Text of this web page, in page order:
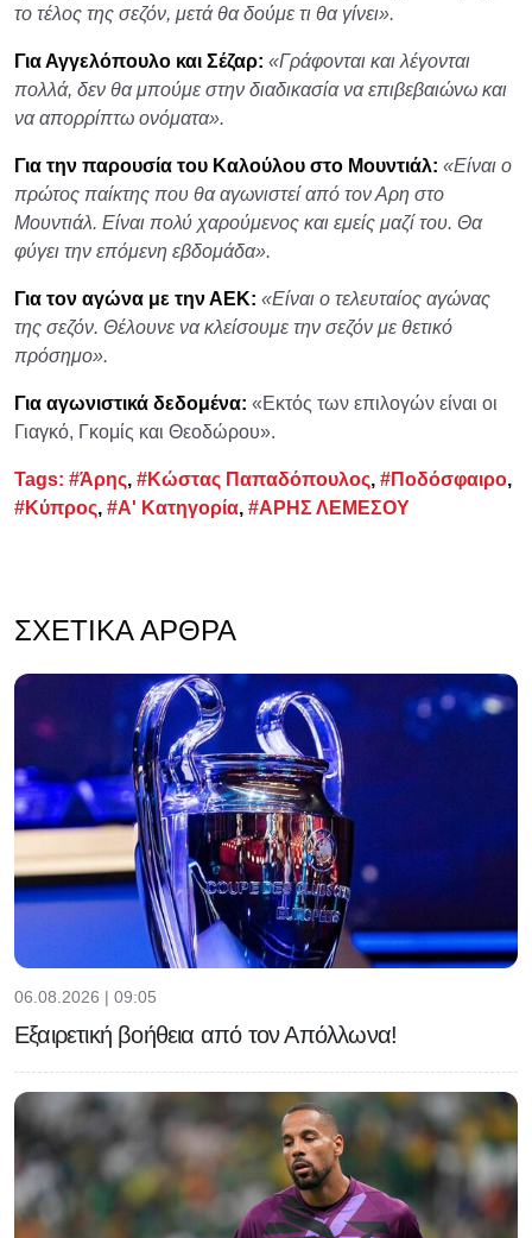
το τέλος της σεζόν, μετά θα δούμε τι θα γίνει».
Για Αγγελόπουλο και Σέζαρ: «Γράφονται και λέγονται
πολλά, δεν θα μπούμε στην διαδικασία να επιβεβαιώνω και
να απορρίπτω ονόματα».
Για την παρουσία του Καλούλου στο Μουντιάλ: «Είναι ο
πρώτος παίκτης που θα αγωνιστεί από τον Αρη στο
Μουντιάλ. Είναι πολύ χαρούμενος και εμείς μαζί του. Θα
φύγει την επόμενη εβδομάδα».
Για τον αγώνα με την ΑΕΚ: «Είναι ο τελευταίος αγώνας
της σεζόν. Θέλουνε να κλείσουμε την σεζόν με θετικό
πρόσημο».
Για αγωνιστικά δεδομένα: «Εκτός των επιλογών είναι οι
Γιαγκό, Γκομίς και Θεοδώρου».
Tags: #Άρης, #Κώστας Παπαδόπουλος, #Ποδόσφαιρο,
#Κύπρος, #Α' Κατηγορία, #ΑΡΗΣ ΛΕΜΕΣΟΥ
ΣΧΕΤΙΚΆ ΆΡΘΡΑ
06.08.2026 | 09:05
Εξαιρετική βοήθεια από τον Απόλλωνα!